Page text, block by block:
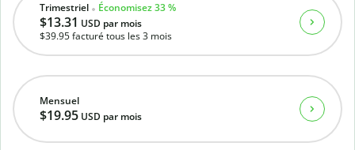
Mensuel
$19.95 USD par mois
Trimestriel Économisez 33 %
$13.31 USD par mois
$39.95facturé tous les 3 mois